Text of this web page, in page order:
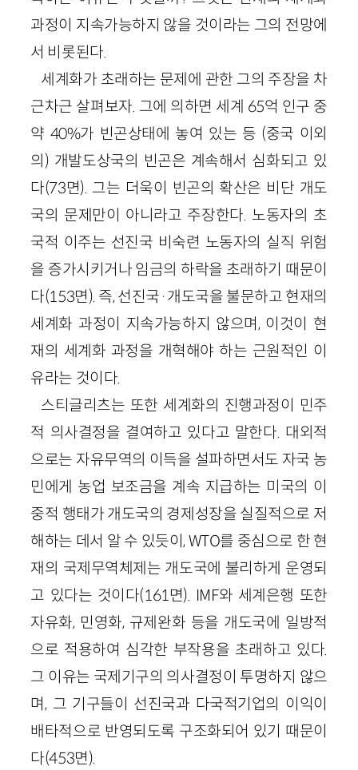
과정이 지속가능하지 않을 것이라는 그의 전망에
서 비롯된다.
세계화가 초래하는 문제에 관한 그의 주장을 차
근차근 살펴보자. 그에 의하면 세계 65억 인구 중
약 40%가 빈곤상태에 놓여 있는 등 (중국 이외
의) 개발도상국의 빈곤은 계속해서 심화되고 있
다(73면). 그는 더욱이 빈곤의 확산은 비단 개도
국의 문제만이 아니라고 주장한다. 노동자의 초
국적 이주는 선진국 비숙련 노동자의 실직 위험
을 증가시키거나 임금의 하락을 초래하기 때문이
다(153면). 즉, 선진국·개도국을 불문하고 현재의
세계화 과정이 지속가능하지 않으며, 이것이 현
재의 세계화 과정을 개혁해야 하는 근원적인 이
유라는 것이다.
스티글리츠는 또한 세계화의 진행과정이 민주
적 의사결정을 결여하고 있다고 말한다. 대외적
으로는 자유무역의 이득을 설파하면서도 자국 농
민에게 농업 보조금을 계속 지급하는 미국의 이
중적 행태가 개도국의 경제성장을 실질적으로 저
해하는 데서 알 수 있듯이, WTO를 중심으로 한 현
재의 국제무역체제는 개도국에 불리하게 운영되
고 있다는 것이다(161면). IMF와 세계은행 또한
자유화, 민영화, 규제완화 등을 개도국에 일방적
으로 적용하여 심각한 부작용을 초래하고 있다.
그 이유는 국제기구의 의사결정이 투명하지 않으
며, 그 기구들이 선진국과 다국적기업의 이익이
배타적으로 반영되도록 구조화되어 있기 때문이
다(453면).